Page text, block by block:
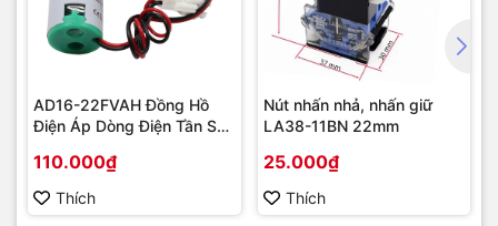
AD16-22FVAH Đồng Hồ
Điện Áp Dòng Điện Tần Số
110.000₫
Thích
Nút nhấn nhả, nhấn giữ
LA38-11BN 22mm
25.000₫
Thích